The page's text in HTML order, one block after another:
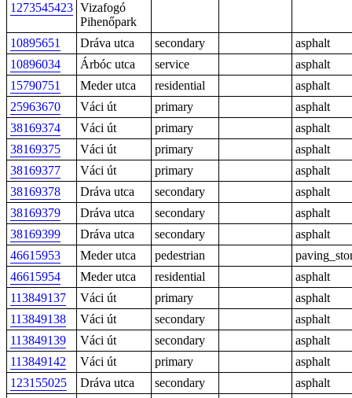
1273545423 Vizafogó
Pihenőpark
10895651
Dráva utca secondary
asphalt
10896034
Árbóc utca service
asphalt
15790751
Meder utca residential
asphalt
25963670
Váci út primary
asphalt
38169374
Váci út primary
asphalt
38169375
Váci út primary
asphalt
38169377
Váci út primary
asphalt
38169378
Dráva utca secondary
asphalt
38169379
Dráva utca secondary
asphalt
38169399
Dráva utca secondary
asphalt
46615953
Meder utca pedestrian
46615954
Meder utca residential
asphalt
113849137
Váci út primary
asphalt
113849138
Váci út secondary
asphalt
113849139
Váci út secondary
asphalt
113849142
Váci út primary
asphalt
123155025
Dráva utca secondary
asphalt